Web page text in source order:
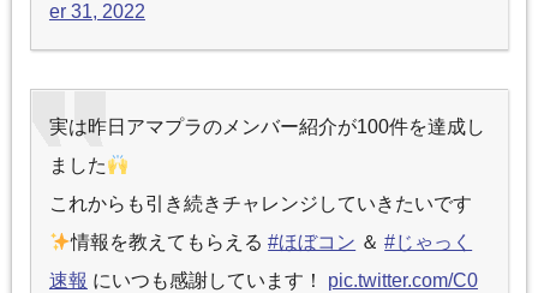
er 31, 2022
実は昨日アマプラのメンバー紹介が100件を達成し
ました
これからも引き続きチャレンジしていきたいです
情報を教えてもらえる#ほぼコン ＆#じゃっく
速報 にいつも感謝しています！ pic.twitter.com/C0